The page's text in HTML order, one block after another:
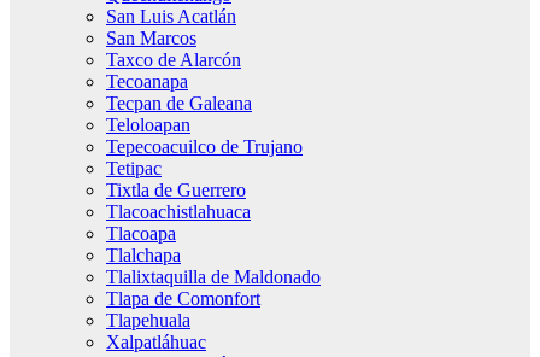
San Luis Acatlán
San Marcos
Taxco de Alarcón
Tecoanapa
Tecpan de Galeana
Teloloapan
Tepecoacuilco de Trujano
Tetipac
Tixtla de Guerrero
Tlacoachistlahuaca
Tlacoapa
Tlalchapa
Tlalixtaquilla de Maldonado
Tlapa de Comonfort
Tlapehuala
Xalpatláhuac